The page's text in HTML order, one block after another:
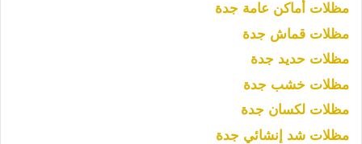
مظلات أماكن عامة جدة
مظلات قماش جدة
مظلات حديد جدة
مظلات خشب جدة
مظلات لكسان جدة
مظلات شد إنشائي جدة